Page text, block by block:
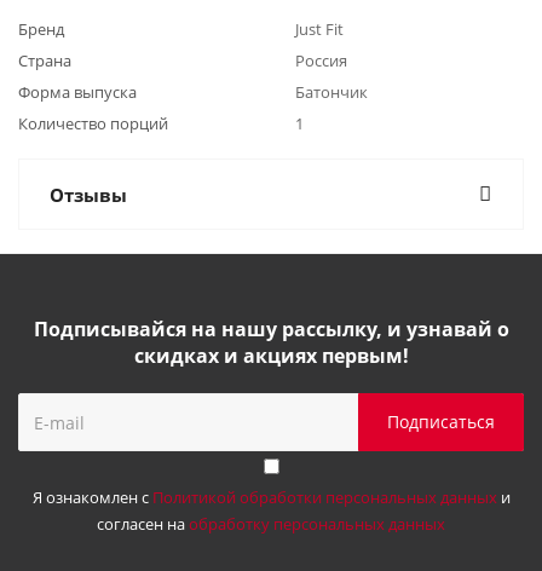
Бренд
Just Fit
Страна
Россия
Форма выпуска
Батончик
Количество порций
1
Отзывы
Подписывайся на нашу рассылку, и узнавай о
скидках и акциях первым!
Я ознакомлен с Политикой обработки персональных данныхи
согласен наобработку персональных данных